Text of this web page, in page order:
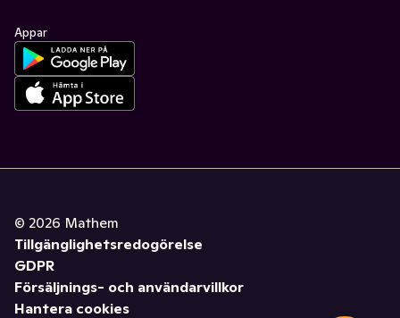
Appar
© 2026 Mathem
Tillgänglighetsredogörelse
GDPR
Försäljnings- och användarvillkor
Hantera cookies